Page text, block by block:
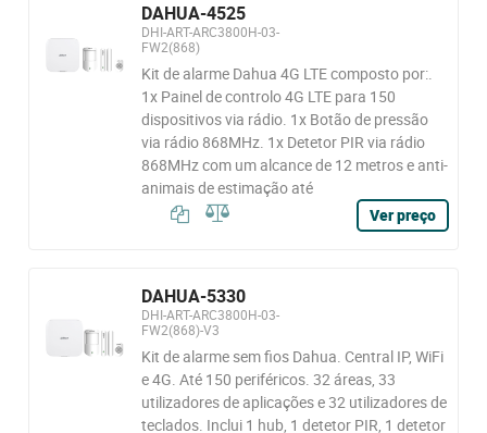
DAHUA-4525
DHI-ART-ARC3800H-03-
FW2(868)
Kit de alarme Dahua 4G LTE composto por:.
1x Painel de controlo 4G LTE para 150
dispositivos via rádio. 1x Botão de pressão
via rádio 868MHz. 1x Detetor PIR via rádio
868MHz com um alcance de 12 metros e anti-
animais de estimação até
Ver preço
DAHUA-5330
DHI-ART-ARC3800H-03-
FW2(868)-V3
Kit de alarme sem fios Dahua. Central IP, WiFi
e 4G. Até 150 periféricos. 32 áreas, 33
utilizadores de aplicações e 32 utilizadores de
teclados. Inclui 1 hub, 1 detetor PIR, 1 detetor